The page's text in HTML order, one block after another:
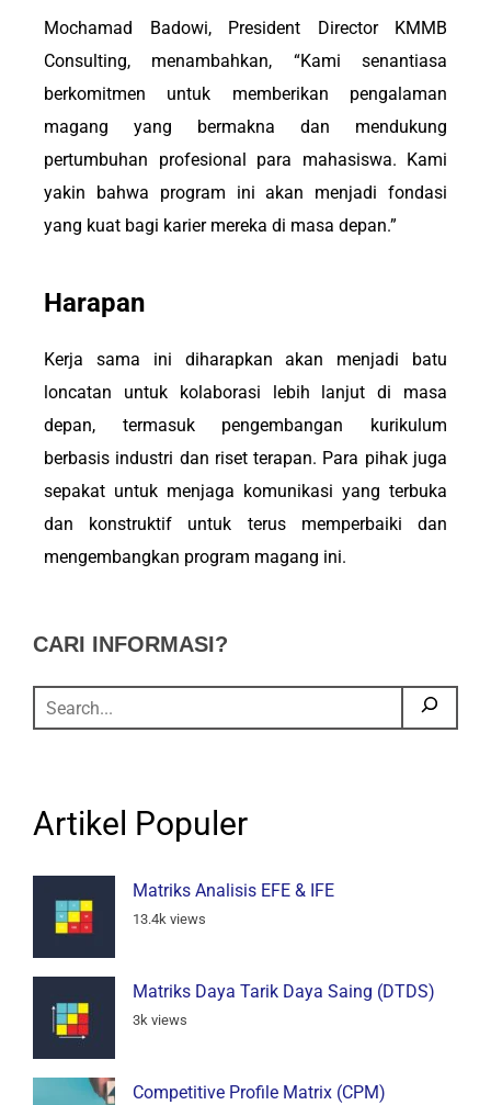
Mochamad Badowi, President Director KMMB
Consulting, menambahkan, “Kami senantiasa
berkomitmen untuk memberikan pengalaman
magang yang bermakna dan mendukung
pertumbuhan profesional para mahasiswa. Kami
yakin bahwa program ini akan menjadi fondasi
yang kuat bagi karier mereka di masa depan.”
Harapan
Kerja sama ini diharapkan akan menjadi batu
loncatan untuk kolaborasi lebih lanjut di masa
depan, termasuk pengembangan kurikulum
berbasis industri dan riset terapan. Para pihak juga
sepakat untuk menjaga komunikasi yang terbuka
dan konstruktif untuk terus memperbaiki dan
mengembangkan program magang ini.
CARI INFORMASI?
Artikel Populer
Matriks Analisis EFE & IFE
13.4k views
Matriks Daya Tarik Daya Saing (DTDS)
3k views
Competitive Profile Matrix (CPM)